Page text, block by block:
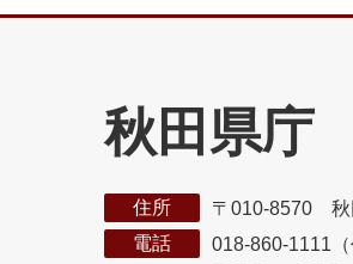
秋田県庁
住所
〒010-8570 秋
電話
018-860-1111（